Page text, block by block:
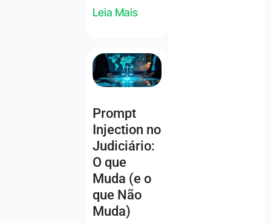
Leia Mais
Prompt
Injection no
Judiciário:
O que
Muda (e o
que Não
Muda)